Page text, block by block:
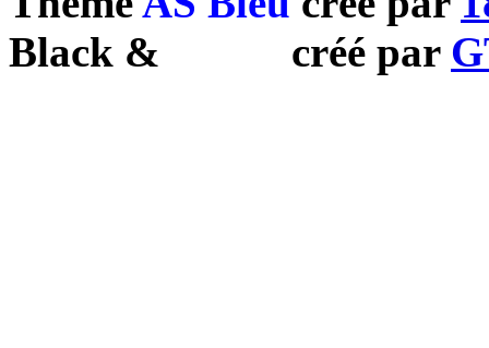
Black & créé par